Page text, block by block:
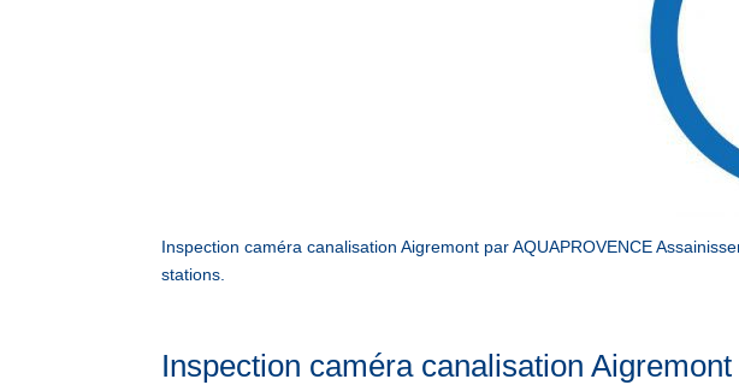
Inspection caméra canalisation Aigremont par AQUAPROVENCE
stations.
Inspection caméra canalisation Aigremont